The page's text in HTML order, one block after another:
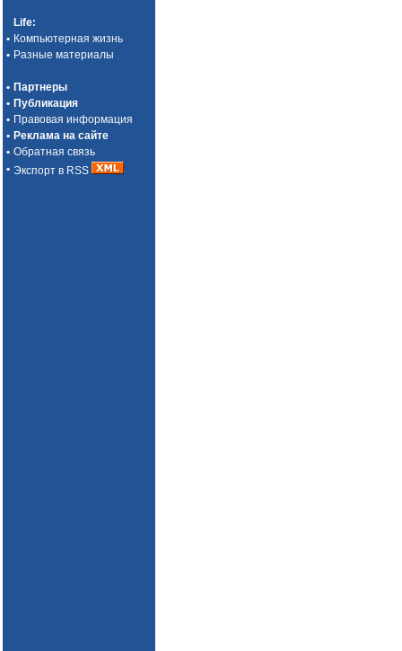
Life:
• Компьютерная жизнь
• Разные материалы
• Партнеры
• Публикация
• Правовая информация
• Реклама на сайте
• Обратная связь
• Экспорт в RSS